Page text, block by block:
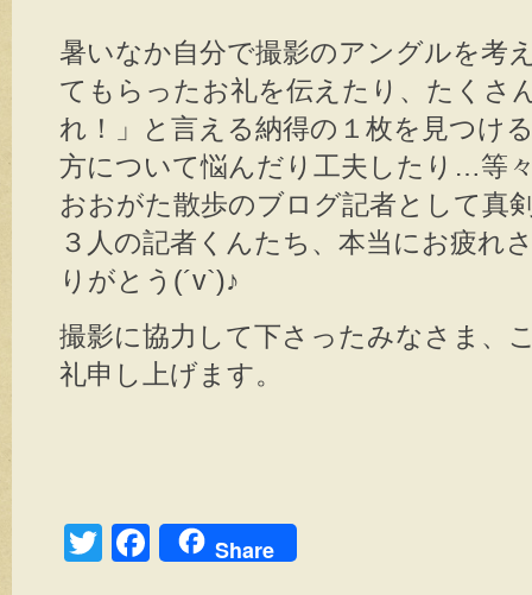
暑いなか自分で撮影のアングルを考
てもらったお礼を伝えたり、たくさ
れ！」と言える納得の１枚を見つけ
方について悩んだり工夫したり…等
おおがた散歩のブログ記者として真
３人の記者くんたち、本当にお疲れ
りがとう(´v`)♪
撮影に協力して下さったみなさま、
礼申し上げます。
T
F
Share